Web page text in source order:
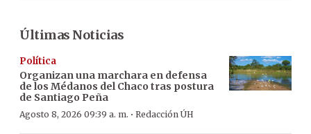
Últimas Noticias
Política
Organizan una marchara en defensa
de los Médanos del Chaco tras postura
de Santiago Peña
Agosto 8, 2026 09:39 a. m. · Redacción ÚH